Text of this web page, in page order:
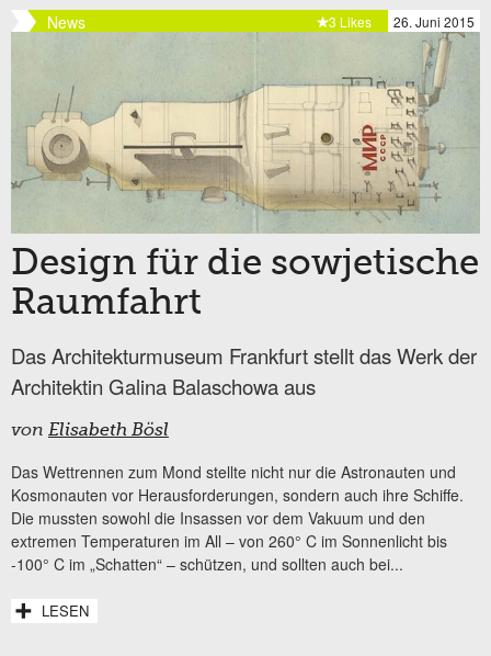
News 26. Juni 2015
3 Likes
Design für die sowjetische
Raumfahrt
Das Architekturmuseum Frankfurt stellt das Werk der
Architektin Galina Balaschowa aus
von Elisabeth Bösl
Das Wettrennen zum Mond stellte nicht nur die Astronauten und
Kosmonauten vor Herausforderungen, sondern auch ihre Schiffe.
Die mussten sowohl die Insassen vor dem Vakuum und den
extremen Temperaturen im All – von 260° C im Sonnenlicht bis
-100° C im „Schatten“ – schützen, und sollten auch bei...
LESEN